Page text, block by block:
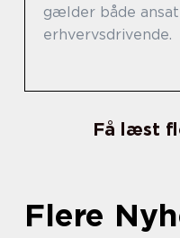
gælder både
erhvervsdrivende.
Få læst
Flere